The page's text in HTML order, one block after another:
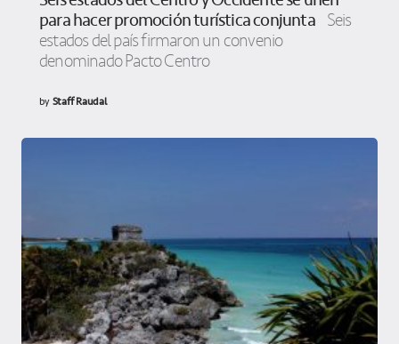
para hacer promoción turística conjunta Seis
estados del país firmaron un convenio
denominado Pacto Centro
byStaff Raudal